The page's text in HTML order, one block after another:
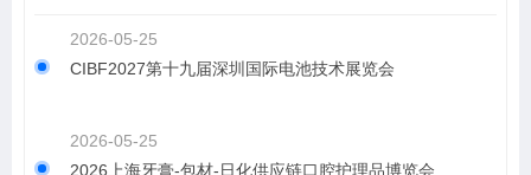
2026-05-25
CIBF2027第十九届深圳国际电池技术展览会
2026-05-25
2026上海牙膏-包材-日化供应链口腔护理品博览会